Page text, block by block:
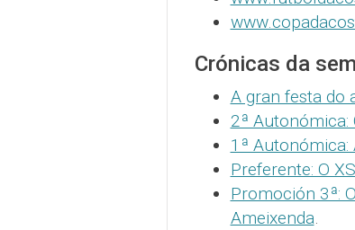
Crónicas da
A gran festa do
2ª Autonómica:
1ª Autonómica:
Preferente: O
Promoción 3ª:
Ameixenda.